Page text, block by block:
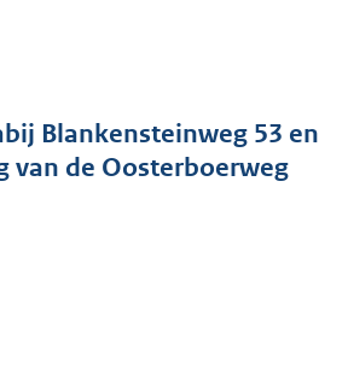
Blankensteinweg 53 en
van de Oosterboerweg